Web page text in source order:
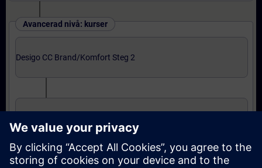
Avancerad nivå: kurser
Desigo CC Brand/Komfort Steg 2